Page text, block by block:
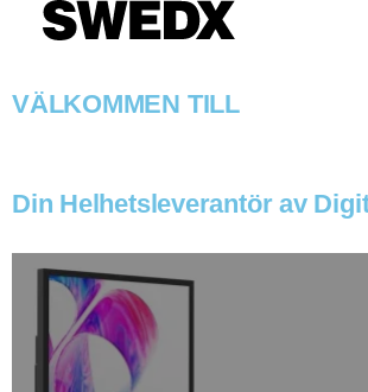
VÄLKOMMEN TILL
Din Helhetsleverantör av